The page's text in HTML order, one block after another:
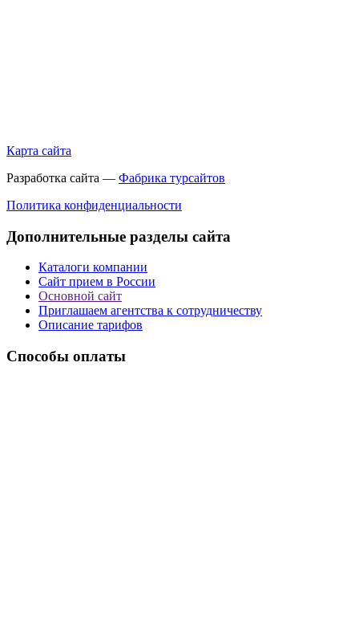
Карта сайта
Разработка сайта — Фабрика турсайтов
Политика конфиденциальности
Дополнительные разделы сайта
Каталоги компании
Сайт прием в России
Основной сайт
Приглашаем агентства к сотрудничеству
Описание тарифов
Способы оплаты